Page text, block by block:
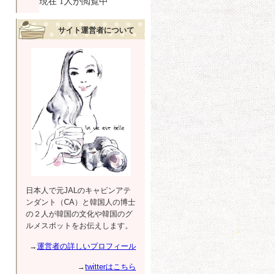
サイト運営者について
日本人で元JALのキャビンアテ
ンダント（CA）と韓国人の博士
の２人が韓国の文化や韓国のグ
ルメスポットをお伝えします。
→運営者の詳しいプロフィール
→twitterはこちら